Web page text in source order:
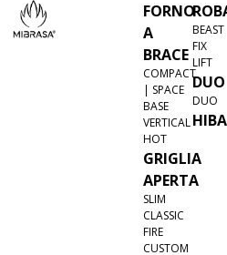
FORNO
A
BRACE
COMPACT
| SPACE
BASE
VERTICAL
HOT
GRIGLIA
APERTA
SLIM
CLASSIC
FIRE
CUSTOM
BEAST
FIX
LIFT
DUO
DUO